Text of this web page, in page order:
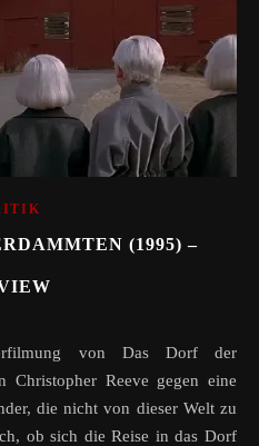
(1995) –
Christopher Reeve gegen eine
die nicht von dieser Welt zu
ob sich die Reise in das Dorf